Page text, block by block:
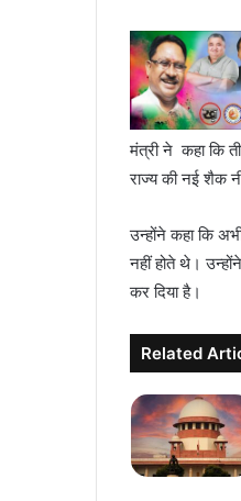
मंत्री ने कहा कि
राज्य की नई शैक
उन्होंने कहा कि
नहीं होते थे।
कर दिया है।
Related